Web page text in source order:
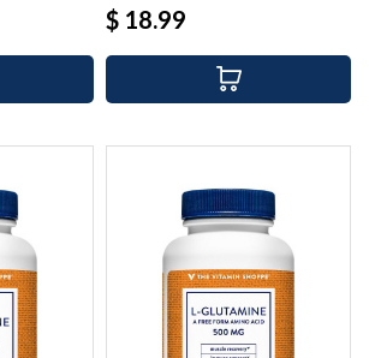
Precio
$ 18.99